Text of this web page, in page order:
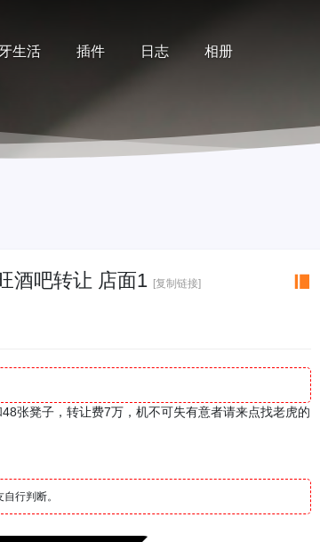
生活 插件 日志 相册
酒吧转让 店面1 [复制链接]
张凳子，转让费7万，机不可失有意者请来点找老虎的
行判断。